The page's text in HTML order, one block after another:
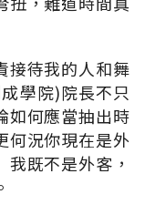
接待我的人和舞
學院)院長不只
如何應當抽出時
何況你現在是外
既不是外客，